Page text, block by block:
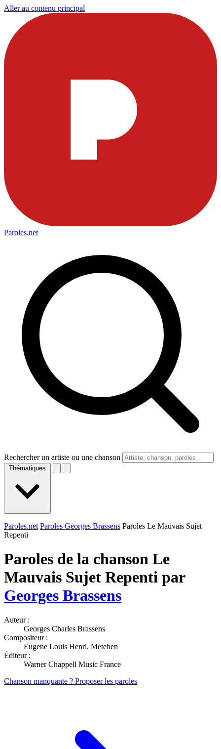
Aller au contenu principal
Paroles.net
Rechercher un artiste ou une chanson
Thématiques
Paroles.net Paroles Georges Brassens Paroles Le Mauvais Sujet
Repenti
Paroles de la chanson Le
Mauvais Sujet Repenti par
Georges Brassens
Auteur :
Georges Charles Brassens
Compositeur :
Eugene Louis Henri. Metehen
Éditeur :
Warner Chappell Music France
Chanson manquante ? Proposer les paroles